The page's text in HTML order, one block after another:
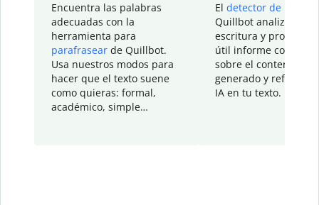
Encuentra las palabras
adecuadas con la
herramienta para
parafrasear de Quillbot.
Usa nuestros modos para
hacer que el texto suene
como quieras: formal,
académico, simple…
El detector de IA
Quillbot analiza tu
escritura y
útil informe con
sobre el contenido
generado y refinado
IA en tu texto.